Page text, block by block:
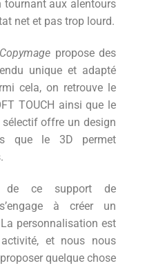
tournant aux alentours
net et pas trop lourd.
Copymage propose des
unique et adapté
cela, on retrouve le
TOUCH ainsi que le
offre un design
que le 3D permet
de ce support de
à créer un
personnalisation est
et nous nous
quelque chose